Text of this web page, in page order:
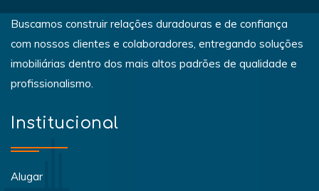
Buscamos construir relações duradouras e de confiança
com nossos clientes e colaboradores, entregando soluções
imobiliárias dentro dos mais altos padrões de qualidade e
profissionalismo.
Institucional
Alugar